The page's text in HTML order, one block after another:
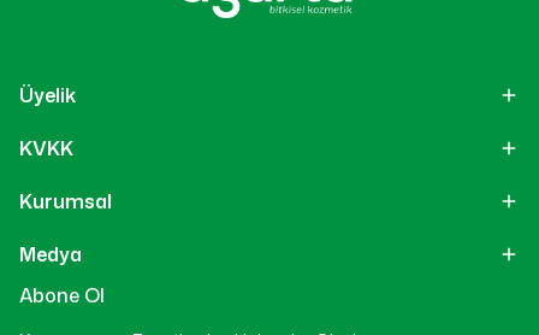
Üyelik
KVKK
Kurumsal
Medya
Abone Ol